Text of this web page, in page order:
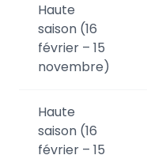
Haute
saison (16
février – 15
novembre)
Haute
saison (16
février – 15